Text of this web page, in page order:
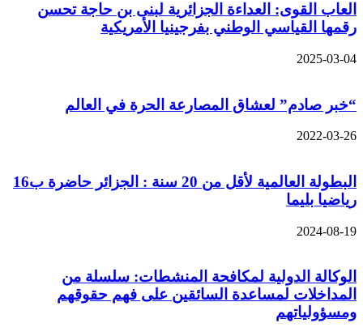
العاب القوى: العداءة الجزائرية لبنى بن حاجة تحسن
رقمها القياسي الوطني بفرجينيا الأمريكية
2025-03-04
“خبر صادم” لعشاق المصارعة الحرة في العالم
2022-03-26
البطولة العالمية لأقل من 20 سنة : الجزائر حاضرة ب16
رياضيا بليما
2024-08-19
الوكالة الدولية لمكافحة المنشطات: سلسلة من
المداخلات لمساعدة السائقين على فهم حقوقهم
ومسؤولياتهم